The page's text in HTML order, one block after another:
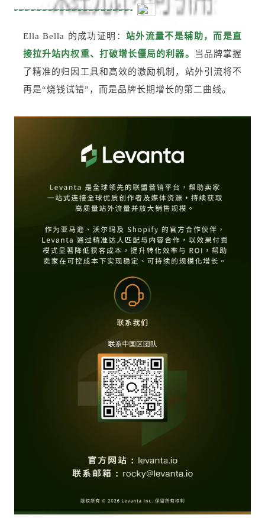
Ella Bella 的成功证明： 站外流量不是辅助，而是直
接拉升站内权重、打破增长僵局的利器。
当品牌掌握
了精准的归因工具和高效的激励机制，站外引流将不
再是“烧钱试错”，而是品牌长期增长的第二曲线。